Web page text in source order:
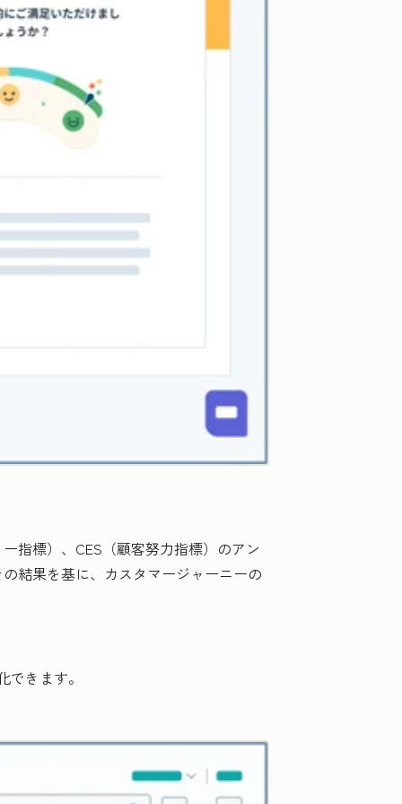
指標）、CES（顧客努力指標）のアン
結果を基に、カスタマージャーニーの
きます。